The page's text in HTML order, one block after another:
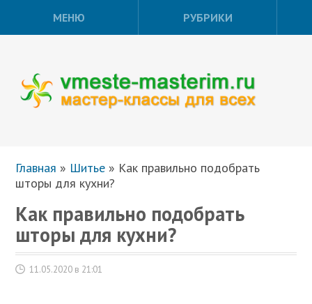
МЕНЮ РУБРИКИ
Главная » Шитье » Как правильно подобрать
шторы для кухни?
Как правильно подобрать
шторы для кухни?
11.05.2020 в 21:01